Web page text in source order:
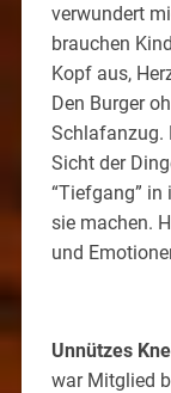
verwundert
brauchen
Kopf aus,
Den Burger
Schlafanzug.
Sicht der
“Tiefgang” in
sie machen.
und
Unnützes
war Mitglied